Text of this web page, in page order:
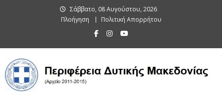
Σάββατο, 08 Αυγούστου, 2026
Πλοήγηση
Πολιτική Απορρήτου